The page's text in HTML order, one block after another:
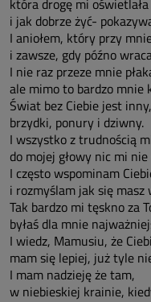
która drogę mi oświetlała
i jak dobrze żyć-
I aniołem, który przy
i zawsze, gdy późno
I nie raz przeze mnie
ale mimo to bardzo mnie
Świat bez Ciebie jest inny,
brzydki, ponury i dziwny.
I wszystko z trudnością
do mojej głowy nic mi nie
I często wspominam
i rozmyślam jak się masz
Tak bardzo mi tęskno za
byłaś dla mnie
I wiedz, Mamusiu, że
mam się lepiej, już tyle
I mam nadzieję że tam,
w niebieskiej krainie,